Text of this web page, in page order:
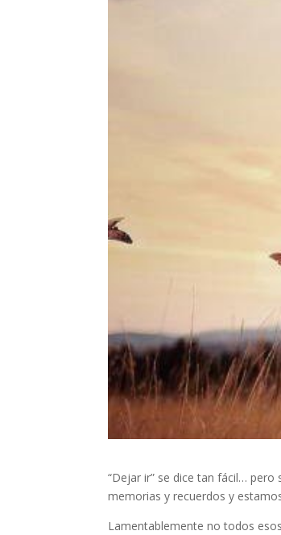
“Dejar ir” se dice tan fácil…
memorias y recuerdos y
Lamentablemente no todos